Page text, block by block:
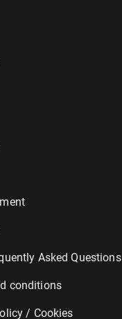
Asked Questions
conditions
/ Cookies